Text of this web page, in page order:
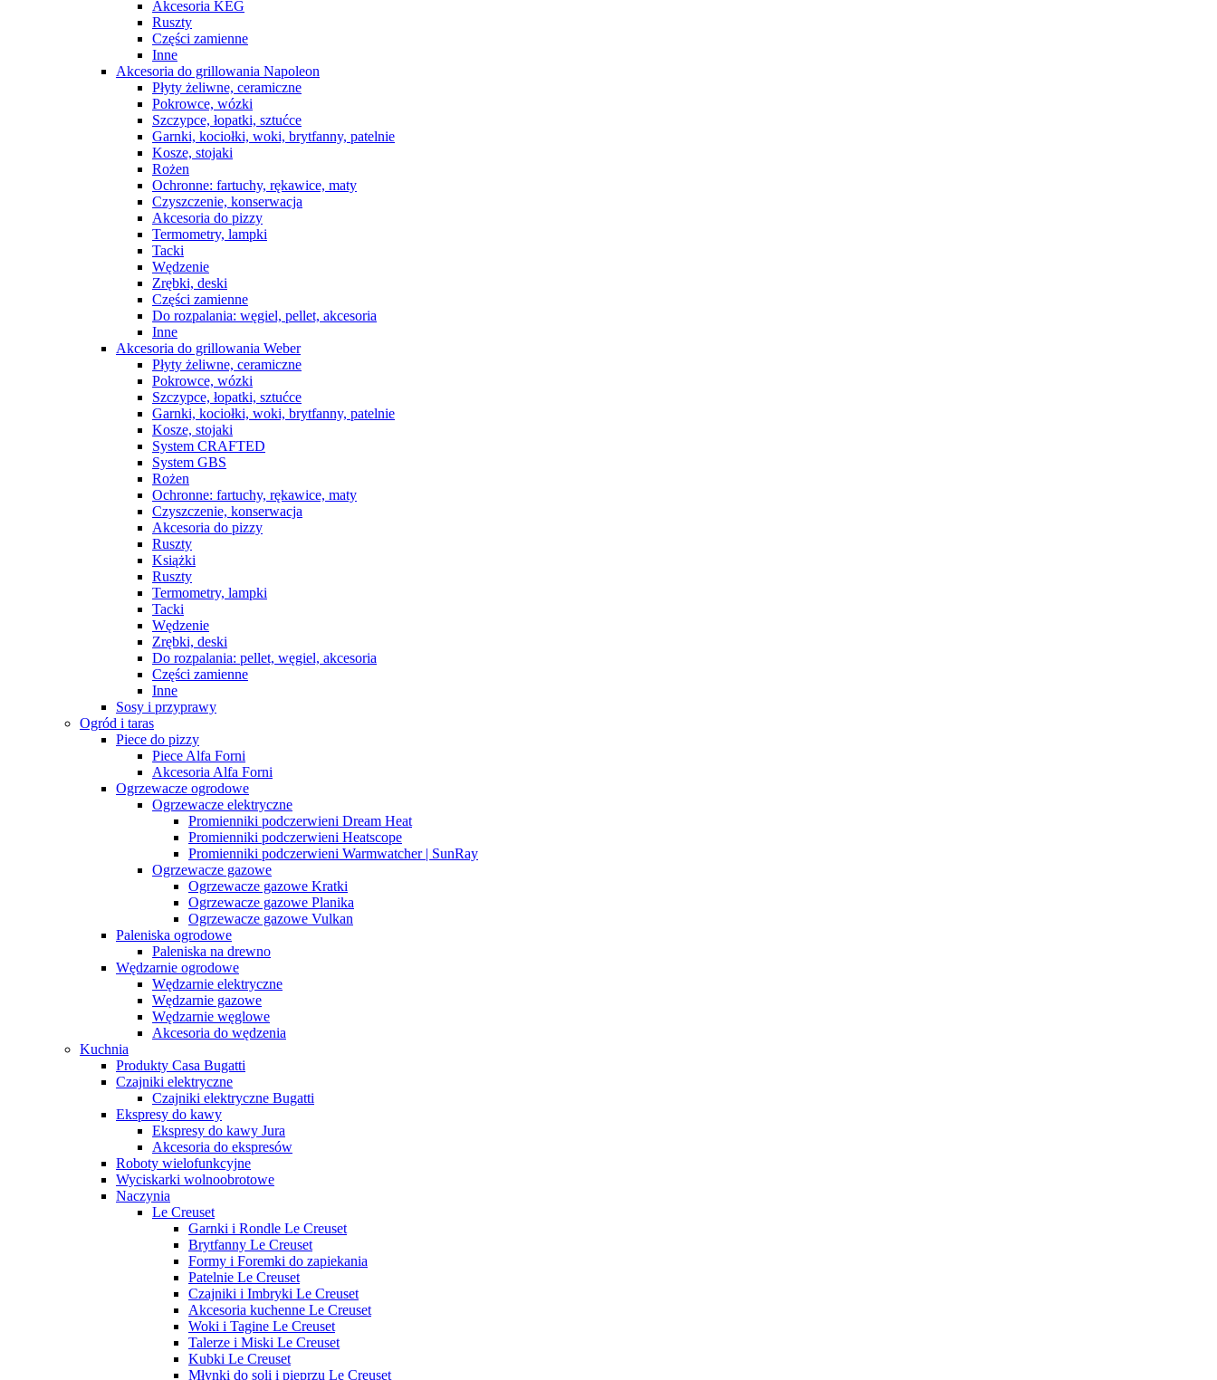
Akcesoria KEG
Ruszty
Części zamienne
Inne
Akcesoria do grillowania Napoleon
Płyty żeliwne, ceramiczne
Pokrowce, wózki
Szczypce, łopatki, sztućce
Garnki, kociołki, woki, brytfanny, patelnie
Kosze, stojaki
Rożen
Ochronne: fartuchy, rękawice, maty
Czyszczenie, konserwacja
Akcesoria do pizzy
Termometry, lampki
Tacki
Wędzenie
Zrębki, deski
Części zamienne
Do rozpalania: węgiel, pellet, akcesoria
Inne
Akcesoria do grillowania Weber
Płyty żeliwne, ceramiczne
Pokrowce, wózki
Szczypce, łopatki, sztućce
Garnki, kociołki, woki, brytfanny, patelnie
Kosze, stojaki
System CRAFTED
System GBS
Rożen
Ochronne: fartuchy, rękawice, maty
Czyszczenie, konserwacja
Akcesoria do pizzy
Ruszty
Książki
Ruszty
Termometry, lampki
Tacki
Wędzenie
Zrębki, deski
Do rozpalania: pellet, węgiel, akcesoria
Części zamienne
Inne
Sosy i przyprawy
Ogród i taras
Piece do pizzy
Piece Alfa Forni
Akcesoria Alfa Forni
Ogrzewacze ogrodowe
Ogrzewacze elektryczne
Promienniki podczerwieni Dream Heat
Promienniki podczerwieni Heatscope
Promienniki podczerwieni Warmwatcher | SunRay
Ogrzewacze gazowe
Ogrzewacze gazowe Kratki
Ogrzewacze gazowe Planika
Ogrzewacze gazowe Vulkan
Paleniska ogrodowe
Paleniska na drewno
Wędzarnie ogrodowe
Wędzarnie elektryczne
Wędzarnie gazowe
Wędzarnie węglowe
Akcesoria do wędzenia
Kuchnia
Produkty Casa Bugatti
Czajniki elektryczne
Czajniki elektryczne Bugatti
Ekspresy do kawy
Ekspresy do kawy Jura
Akcesoria do ekspresów
Roboty wielofunkcyjne
Wyciskarki wolnoobrotowe
Naczynia
Le Creuset
Garnki i Rondle Le Creuset
Brytfanny Le Creuset
Formy i Foremki do zapiekania
Patelnie Le Creuset
Czajniki i Imbryki Le Creuset
Akcesoria kuchenne Le Creuset
Woki i Tagine Le Creuset
Talerze i Miski Le Creuset
Kubki Le Creuset
Młynki do soli i pieprzu Le Creuset